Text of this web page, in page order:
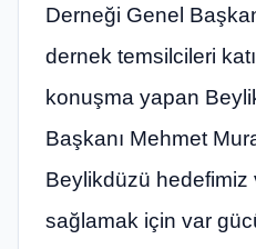
Derneği Genel
dernek temsilcileri
konuşma yapan
Başkanı Mehmet
Beylikdüzü hedefimiz
sağlamak için var